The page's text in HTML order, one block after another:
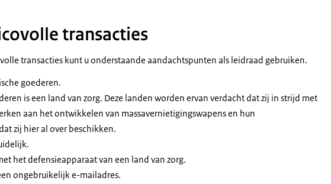
transacties
transacties kunt u onderstaande aandachtspunten als leidraad gebruiken.
goederen.
is een land van zorg. Deze landen worden ervan verdacht dat zij in strijd met
aan het ontwikkelen van massavernietigingswapens en hun
zij hier al over beschikken.
het defensieapparaat van een land van zorg.
ongebruikelijk e-mailadres.